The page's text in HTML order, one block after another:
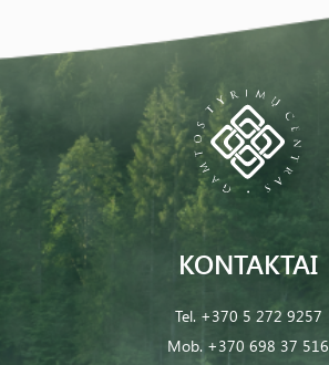
KONTAKTAI
Tel. +370 5 272 9257
Mob. +370 698 37 516